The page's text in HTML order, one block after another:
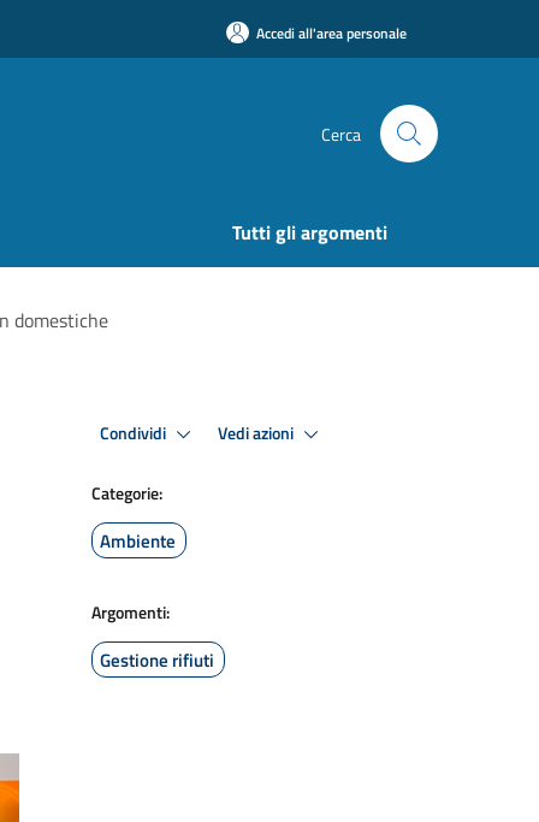
Accedi all'area personale
Cerca
Tutti gli argomenti
domestiche
Condividi Vedi azioni
Categorie:
Ambiente
Argomenti:
Gestione rifiuti